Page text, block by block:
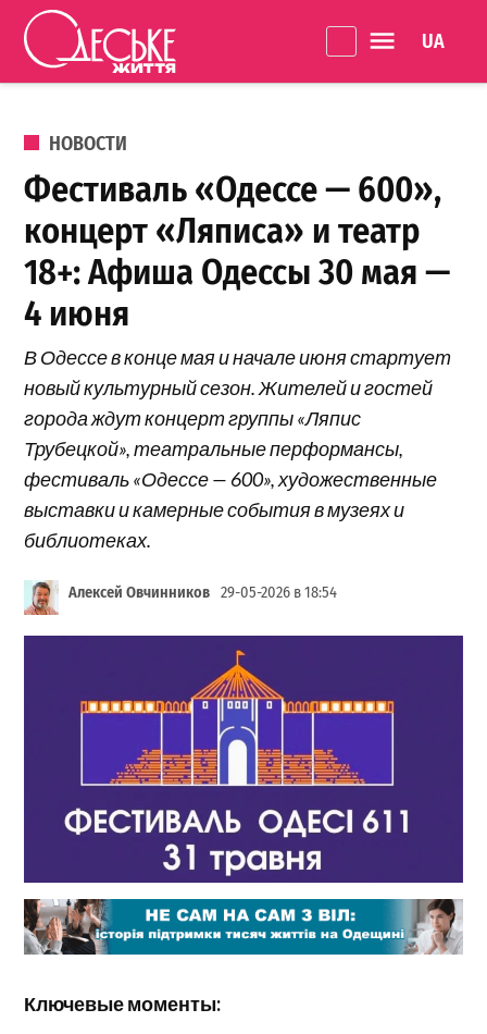
Перейти к содержанию
життя
ОПУБЛИКОВАНО В
НОВОСТИ
Фестиваль «Одессе — 600»,
концерт «Ляписа» и театр
18+: Афиша Одессы 30 мая —
4 июня
В Одессе в конце мая и начале июня стартует
новый культурный сезон. Жителей и гостей
города ждут концерт группы «Ляпис
Трубецкой», театральные перформансы,
фестиваль «Одессе — 600», художественные
выставки и камерные события в музеях и
библиотеках.
Алексей Овчинников 29-05-2026 в 18:54
Ключевые моменты: